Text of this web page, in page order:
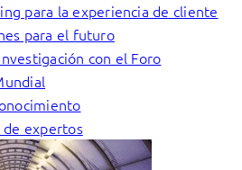
para la experiencia de cliente
para el futuro
con el Foro
de expertos